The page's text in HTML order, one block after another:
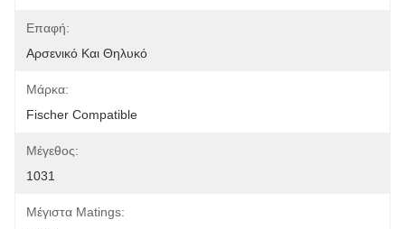
Επαφή:
Αρσενικό Και Θηλυκό
Μάρκα:
Fischer Compatible
Μέγεθος:
1031
Μέγιστα Matings: